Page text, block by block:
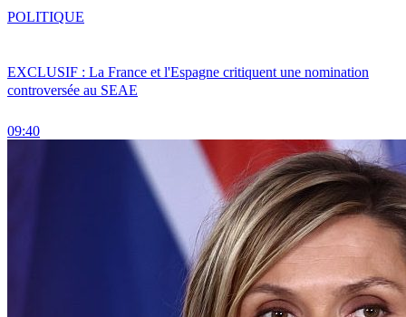
EXCLUSIF : La France et l'Espagne critiquent une nomination
controversée au SEAE
09:40
POLITIQUE